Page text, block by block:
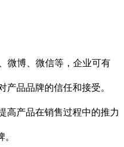
微博、微信等，企业可有
品品牌的信任和接受。
产品在销售过程中的推力